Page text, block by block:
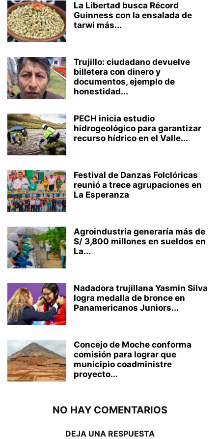
La Libertad busca Récord
Guinness con la ensalada de
tarwi más...
Trujillo: ciudadano devuelve
billetera con dinero y
documentos, ejemplo de
honestidad...
PECH inicia estudio
hidrogeológico para garantizar
recurso hídrico en el Valle...
Festival de Danzas Folclóricas
reunió a trece agrupaciones en
La Esperanza
Agroindustria generaría más de
S/ 3,800 millones en sueldos en
La...
Nadadora trujillana Yasmin Silva
logra medalla de bronce en
Panamericanos Juniors...
Concejo de Moche conforma
comisión para lograr que
municipio coadministre
proyecto...
NO HAY COMENTARIOS
DEJA UNA RESPUESTA